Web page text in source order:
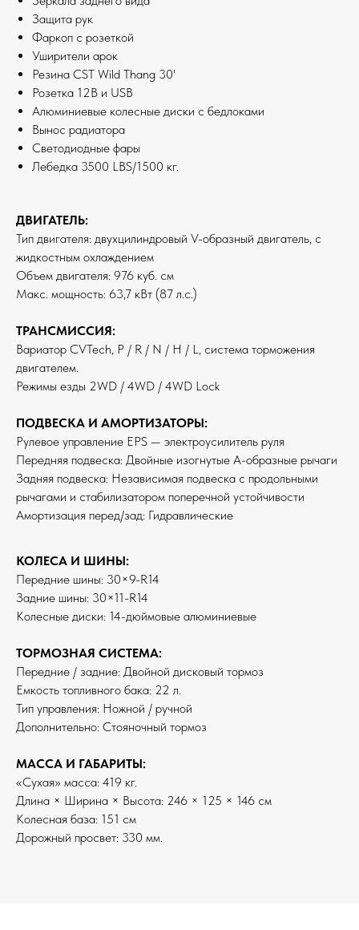
Защита рук
Фаркоп с розеткой
Уширители арок
Резина CST Wild Thang 30'
Розетка 12В и USB
Алюминиевые колесные диски с бедлоками
Вынос радиатора
Светодиодные фары
Лебедка 3500 LBS/1500 кг.
ДВИГАТЕЛЬ:
Тип двигателя: двухцилиндровый V-образный двигатель, с
жидкостным охлаждением
Объем двигателя: 976 куб. см
Макс. мощность: 63,7 кВт (87 л.с.)
ТРАНСМИССИЯ:
Вариатор CVTech, P / R / N / H / L, система торможения
двигателем.
Режимы езды 2WD / 4WD / 4WD Lock
ПОДВЕСКА И АМОРТИЗАТОРЫ:
Рулевое управление EPS — электроусилитель руля
Передняя подвеска: Двойные изогнутые А-образные рычаги
Задняя подвеска: Независимая подвеска с продольными
рычагами и стабилизатором поперечной устойчивости
Амортизация перед/зад: Гидравлические
КОЛЕСА И ШИНЫ:
Передние шины: 30×9-R14
Задние шины: 30×11-R14
Колесные диски: 14-дюймовые алюминиевые
ТОРМОЗНАЯ СИСТЕМА:
Передние / задние: Двойной дисковый тормоз
Емкость топливного бака: 22 л.
Тип управления: Ножной / ручной
Дополнительно: Стояночный тормоз
МАССА И ГАБАРИТЫ:
«Сухая» масса: 419 кг.
Длина × Ширина × Высота: 246 × 125 × 146 см
Колесная база: 151 см
Дорожный просвет: 330 мм.